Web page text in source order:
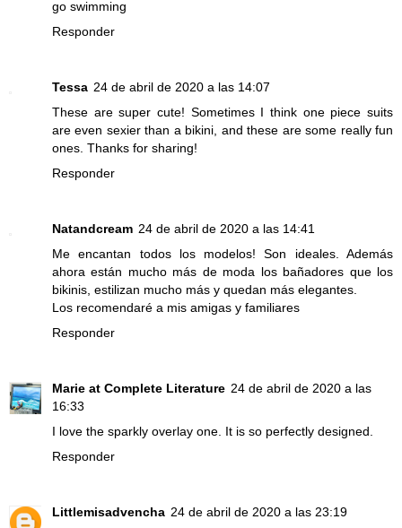
go swimming
Responder
Tessa 24 de abril de 2020 a las 14:07
These are super cute! Sometimes I think one piece suits
are even sexier than a bikini, and these are some really fun
ones. Thanks for sharing!
Responder
Natandcream 24 de abril de 2020 a las 14:41
Me encantan todos los modelos! Son ideales. Además
ahora están mucho más de moda los bañadores que los
bikinis, estilizan mucho más y quedan más elegantes.
Los recomendaré a mis amigas y familiares
Responder
Marie at Complete Literature 24 de abril de 2020 a las
16:33
I love the sparkly overlay one. It is so perfectly designed.
Responder
Littlemisadvencha 24 de abril de 2020 a las 23:19